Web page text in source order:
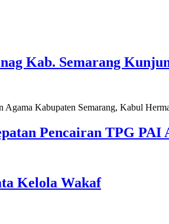
Kab. Semarang
Agama Kabupaten Semarang, Kabul
Pencairan TPG PAI
Kelola Wakaf